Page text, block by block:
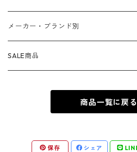
パニッシャー
サノス
スパイダーグウェン
ドクター・ドゥーム
バンビ
ダンボ
101匹わんちゃん
不思議の国のアリス
ドラゴンボール
呪術廻戦
推しの子
ピンズ ・ ピンバッジ
缶バッジ ・ 缶ケース
ネックレス
スニーカー ・ ソックス
ファッション雑貨
キャンドル・ライト
ウォータードーム
お皿 ・ プレート ・ ボウル
ボトルホルダー・オープナー
ドアマット
タオル・バスマット
シャープペン・ボールペン
ペンケース
メーカー・ブランド別
BB Designs
COMANSI
SALE商品
商品一覧に戻る
保存 シェア